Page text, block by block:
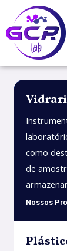
como
de
Nossos